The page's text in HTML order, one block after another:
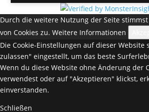
Durch die weitere Nutzung der Seite
von Cookies zu. Weitere Informationen
Die Cookie-Einstellungen auf dieser Website
zulassen" eingestellt, um das beste
Wenn du diese Website ohne Änderung der
verwendest oder auf "Akzeptieren" klickst,
einverstanden.
Schließen